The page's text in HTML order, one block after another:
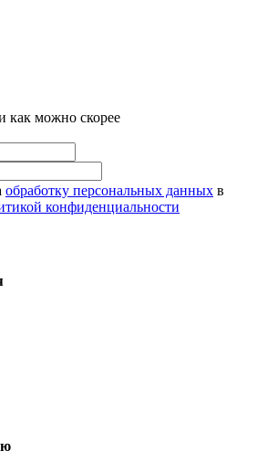
как можно скорее
обработку персональных данных в
конфиденциальности